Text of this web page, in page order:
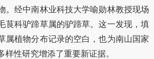
。经中南林业科技大学喻勋林教授现场
茛科驴蹄草属的驴蹄草。这一发现，填
属植物分布记录的空白，也为南山国家
样性研究增添了重要新证据。